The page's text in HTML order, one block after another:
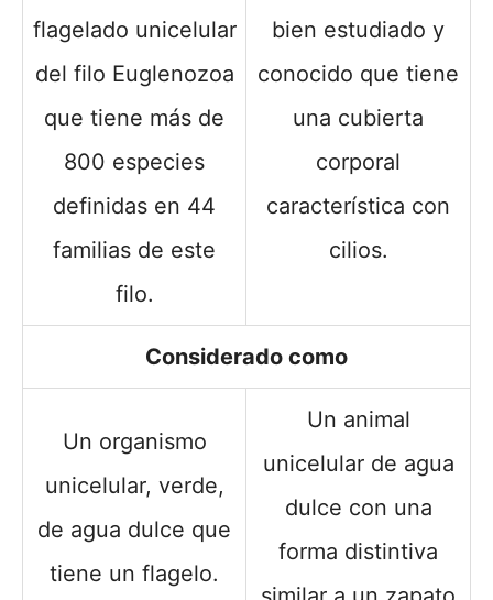
flagelado unicelular
del filo Euglenozoa
que tiene más de
800 especies
definidas en 44
familias de este
filo.
bien estudiado y
conocido que tiene
una cubierta
corporal
característica con
cilios.
Considerado como
Un organismo
unicelular, verde,
de agua dulce que
tiene un flagelo.
Un animal
unicelular de agua
dulce con una
forma distintiva